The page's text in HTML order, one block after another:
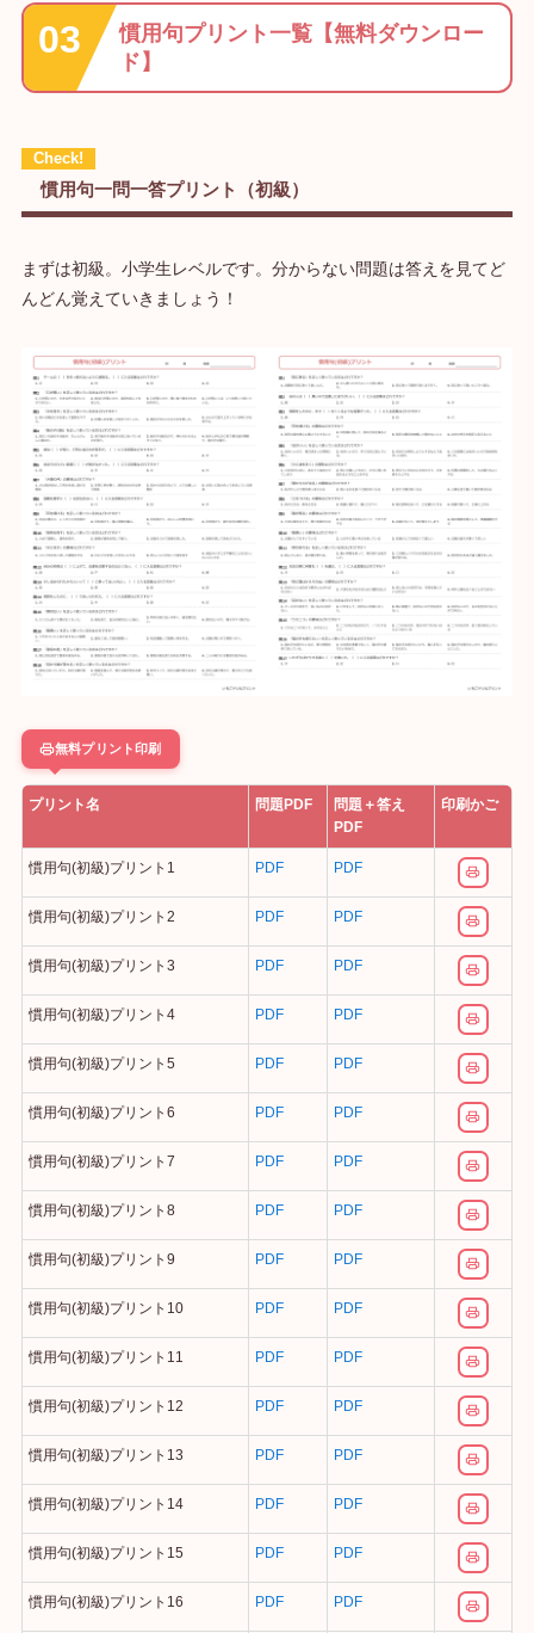
慣用句プリント一覧【無料ダウンロー
ド】
慣用句一問一答プリント（初級）
まずは初級。小学生レベルです。分からない問題は答えを見てど
んどん覚えていきましょう！
無料プリント印刷
プリント名 問題PDF
問題＋答え
PDF
印刷かご
慣用句(初級)プリント1 PDF PDF
慣用句(初級)プリント2 PDF PDF
慣用句(初級)プリント3 PDF PDF
慣用句(初級)プリント4 PDF PDF
慣用句(初級)プリント5 PDF PDF
慣用句(初級)プリント6 PDF PDF
慣用句(初級)プリント7 PDF PDF
慣用句(初級)プリント8 PDF PDF
慣用句(初級)プリント9 PDF PDF
慣用句(初級)プリント10 PDF PDF
慣用句(初級)プリント11 PDF PDF
慣用句(初級)プリント12 PDF PDF
慣用句(初級)プリント13 PDF PDF
慣用句(初級)プリント14 PDF PDF
慣用句(初級)プリント15 PDF PDF
慣用句(初級)プリント16 PDF PDF